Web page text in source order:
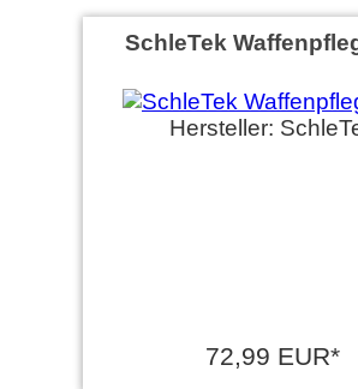
SchleTek
Hersteller:
72,99 EUR*